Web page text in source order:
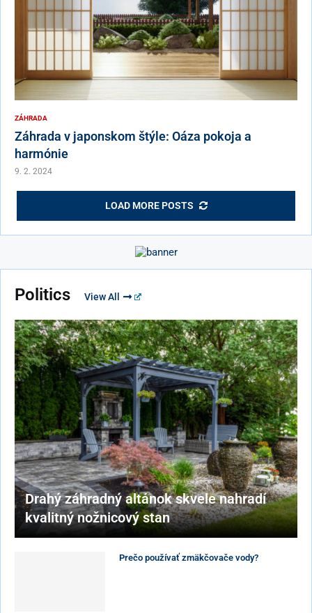
ZÁHRADA
Záhrada v japonskom štýle: Oáza pokoja a
harmónie
9. 2. 2024
LOAD MORE POSTS
Politics View All
Drahý záhradný altánok skvele nahradí
kvalitný nožnicový stan
Prečo používať zmäkčovače vody?